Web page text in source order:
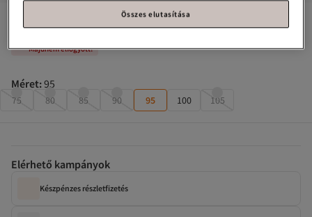
Klasszikus csatos, gyík mintás, 25 méteres szalag
Majdnem elfogyott!
Méret:95
75 80 85 90 95 100 105
Elérhető kampányok
Készpénzes részletfizetés
Összes elutasítása